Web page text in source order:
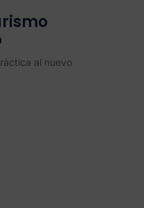
al nuevo